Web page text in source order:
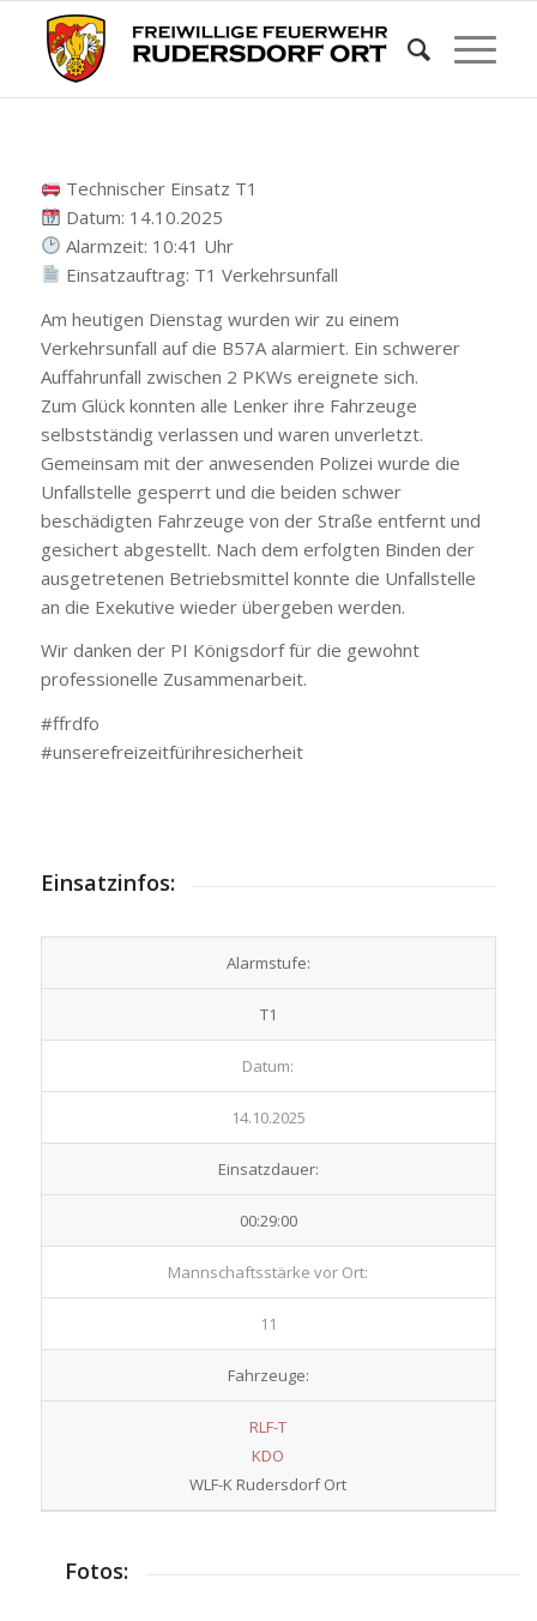
Technischer Einsatz T1
Datum: 14.10.2025
Alarmzeit: 10:41 Uhr
Einsatzauftrag: T1 Verkehrsunfall
Am heutigen Dienstag wurden wir zu einem
Verkehrsunfall auf die B57A alarmiert. Ein schwerer
Auffahrunfall zwischen 2 PKWs ereignete sich.
Zum Glück konnten alle Lenker ihre Fahrzeuge
selbstständig verlassen und waren unverletzt.
Gemeinsam mit der anwesenden Polizei wurde die
Unfallstelle gesperrt und die beiden schwer
beschädigten Fahrzeuge von der Straße entfernt und
gesichert abgestellt. Nach dem erfolgten Binden der
ausgetretenen Betriebsmittel konnte die Unfallstelle
an die Exekutive wieder übergeben werden.
Wir danken der PI Königsdorf für die gewohnt
professionelle Zusammenarbeit.
#ffrdfo
#unserefreizeitfürihresicherheit
Einsatzinfos:
Alarmstufe:
T1
Datum:
14.10.2025
Einsatzdauer:
00:29:00
Mannschaftsstärke vor Ort:
11
Fahrzeuge:
RLF-T
KDO
WLF-K Rudersdorf Ort
Fotos: